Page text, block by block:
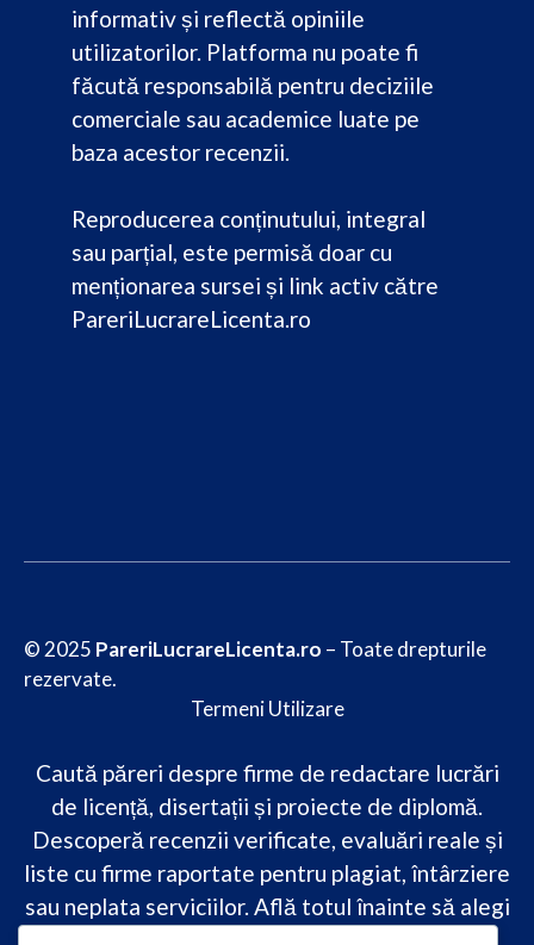
informativ și reflectă opiniile
utilizatorilor. Platforma nu poate fi
făcută responsabilă pentru deciziile
comerciale sau academice luate pe
baza acestor recenzii.
Reproducerea conținutului, integral
sau parțial, este permisă doar cu
menționarea sursei și link activ către
PareriLucrareLicenta.ro
© 2025 PareriLucrareLicenta.ro – Toate drepturile
rezervate.
Termeni Utilizare
Caută păreri despre firme de redactare lucrări
de licență, disertații și proiecte de diplomă.
Descoperă recenzii verificate, evaluări reale și
liste cu firme raportate pentru plagiat, întârziere
sau neplata serviciilor. Află totul înainte să alegi